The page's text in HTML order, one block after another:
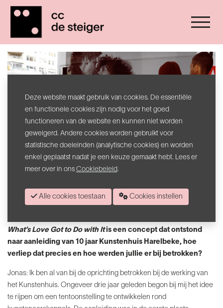
What's Love Got to Do with It
Vanaf 4 april loopt in Menen, Harelbeke en Roeselare de
tentoonstelling
What’s Love Got to Do with It
in het dagelijkse leven, maar zijn wel de tandem achter deze
What’s Love Got to Do with Itis een concept dat ontstond
naar aanleiding van 10 jaar Kunstenhuis Harelbeke, hoe
verliep dat precies en hoe werden jullie er bij betrokken?
Jonas: Ik ben al van bij de oprichting betrokken bij de werking van
het Kunstenhuis. Ongeveer drie jaar geleden begon bij mij het idee
te rijpen om een tentoonstelling te ontwikkelen rond
Deze website maakt gebruik van cookies. De essentiële
en functionele cookies zijn nodig voor het goed
functioneren van de website en kunnen niet worden
geweigerd. Andere cookies worden gebruikt voor
statistische doeleinden (analytische cookies) en worden
enkel geplaatst nadat je een keuze gemaakt hebt. Lees er
meer over in ons Cookiebeleid.
Alle cookies toestaan Cookies instellen